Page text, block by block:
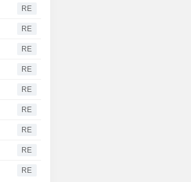
RE
RE
RE
RE
RE
RE
RE
RE
RE